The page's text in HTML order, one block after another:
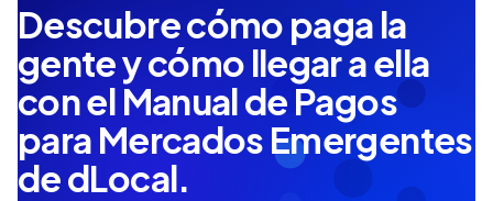
Descubre cómo paga la
gente y cómo llegar a ella
con el Manual de Pagos
para Mercados Emergentes
de dLocal.